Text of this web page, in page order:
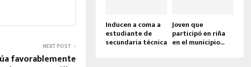
NEXT POST
favorablemente
Inducen a coma a
estudiante de
secundaria técnica
Joven que
participó en riña
en el municipio...